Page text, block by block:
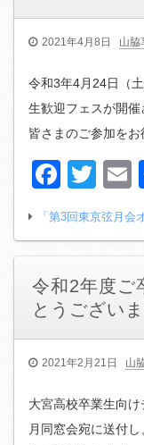
2021年4月8日 山脇
令和3年4月24日（
生歓迎フェスが開
皆さまのご参加を
「第3回東京弦月会
令和2年度
とうござい
2021年2月21日 山
大宮高校卒業生向
月同窓会宛に送付